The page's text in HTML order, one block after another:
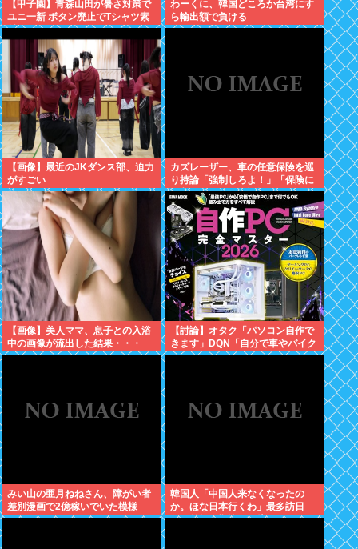
【甲子園】青森山田が暑さ対策で
ユニ一新 ボタン廃止でTシャツ素
材www
わーくに、韓国どころか台湾にす
ら輸出額で負ける
【画像】最近のJKダンス部、迫力
がすごい
カズレーザー、車の任意保険を巡
り持論「強制しろよ！」「保険に
も入れないヤツは運転すんなよ」
【画像】美人ママ、息子との入浴
中の画像が流出した結果・・・
【討論】オタク「パソコン自作で
きます」DQN「自分で車やバイク
いじれます」
みい山の亜月ねねさん、障がい者
差別漫画で2億稼いでいた模様
www
韓国人「中国人来なくなったの
か。ほな日本行くわ」最多訪日
数、前年同期比19%増